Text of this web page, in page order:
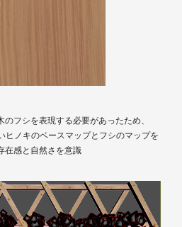
フシを表現する必要があったため、
ヒノキのベースマップとフシのマップを
在感と自然さを意識